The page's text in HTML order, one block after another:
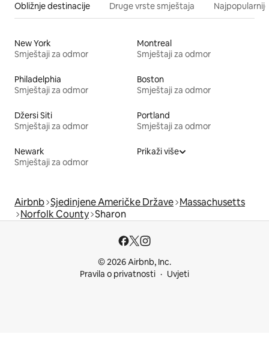
Obližnje destinacije Druge vrste smještaja
New York
Smještaji za odmor
Montreal
Smještaji za odmor
Philadelphia
Smještaji za odmor
Boston
Smještaji za odmor
Džersi Siti
Smještaji za odmor
Portland
Smještaji za odmor
Newark
Smještaji za odmor
Prikaži više
Airbnb Sjedinjene Američke Države Massachusetts
Norfolk County Sharon
© 2026 Airbnb, Inc.
Pravila o privatnosti
Uvjeti